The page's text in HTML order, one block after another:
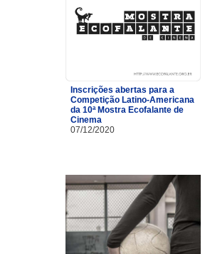
Inscrições abertas para a
Competição Latino-Americana
da 10ª Mostra Ecofalante de
Cinema
07/12/2020